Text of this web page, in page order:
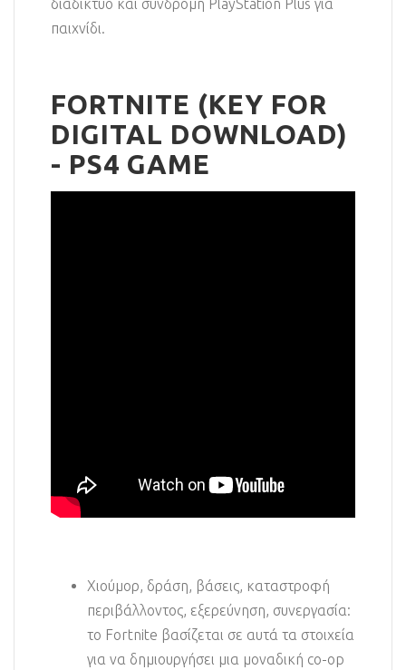
διαδίκτυο και συνδρομή PlayStation Plus για
παιχνίδι.
FORTNITE (KEY FOR
DIGITAL DOWNLOAD)
- PS4 GAME
Χιούμορ, δράση, βάσεις, καταστροφή
περιβάλλοντος, εξερεύνηση, συνεργασία:
το Fortnite βασίζεται σε αυτά τα στοιχεία
για να δημιουργήσει μια μοναδική co-op